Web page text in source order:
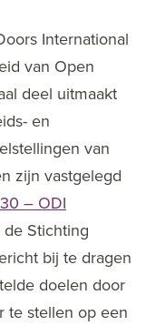
International
van Open
deel uitmaakt
en
van
zijn vastgelegd
– ODI
Stichting
bij te dragen
doelen door
te stellen op een